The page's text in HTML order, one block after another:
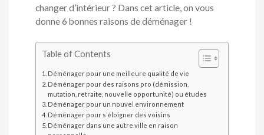
changer d’intérieur ? Dans cet article, on vous
donne 6 bonnes raisons de déménager !
Table of Contents
Déménager pour une meilleure qualité de vie
Déménager pour des raisons pro (démission,
mutation, retraite, nouvelle opportunité) ou études
Déménager pour un nouvel environnement
Déménager pour s’éloigner des voisins
Déménager dans une autre ville en raison